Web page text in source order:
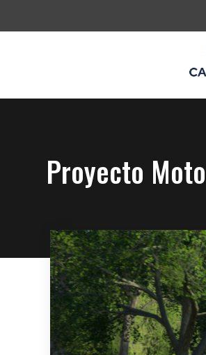
Proyecto